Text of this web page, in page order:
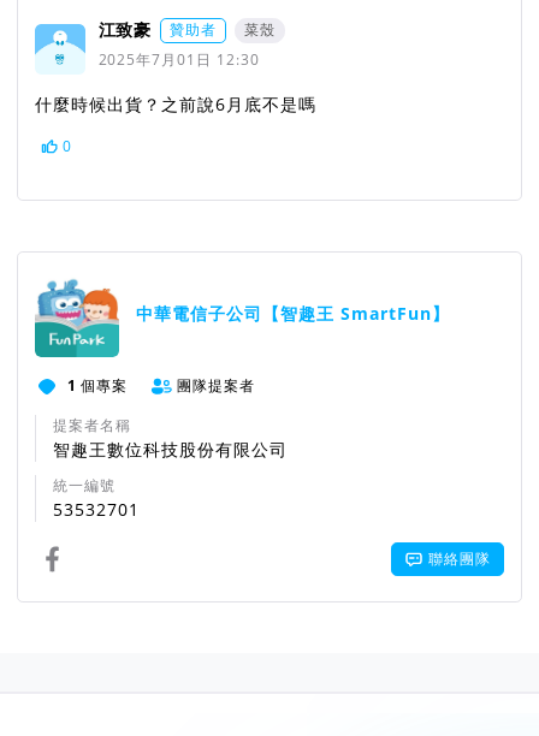
江致豪 贊助者
菜殼
2025年7月01日 12:30
什麼時候出貨？之前說6月底不是嗎
0
中華電信子公司【智趣王 SmartFun】
1 個專案
團隊提案者
提案者名稱
智趣王數位科技股份有限公司
統一編號
53532701
聯絡團隊